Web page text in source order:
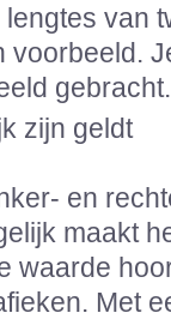
van
voorbeeld.
gebracht.
zijn geldt
en
maakt
waarde
Met